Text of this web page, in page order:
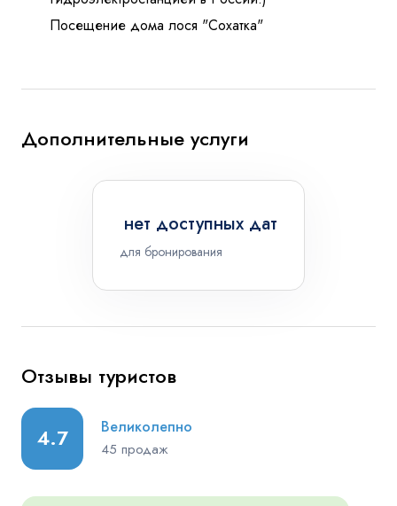
Посещение дома лося "Сохатка"
Дополнительные услуги
нет доступных дат
для бронирования
Отзывы туристов
4.7 Великолепно
45 продаж